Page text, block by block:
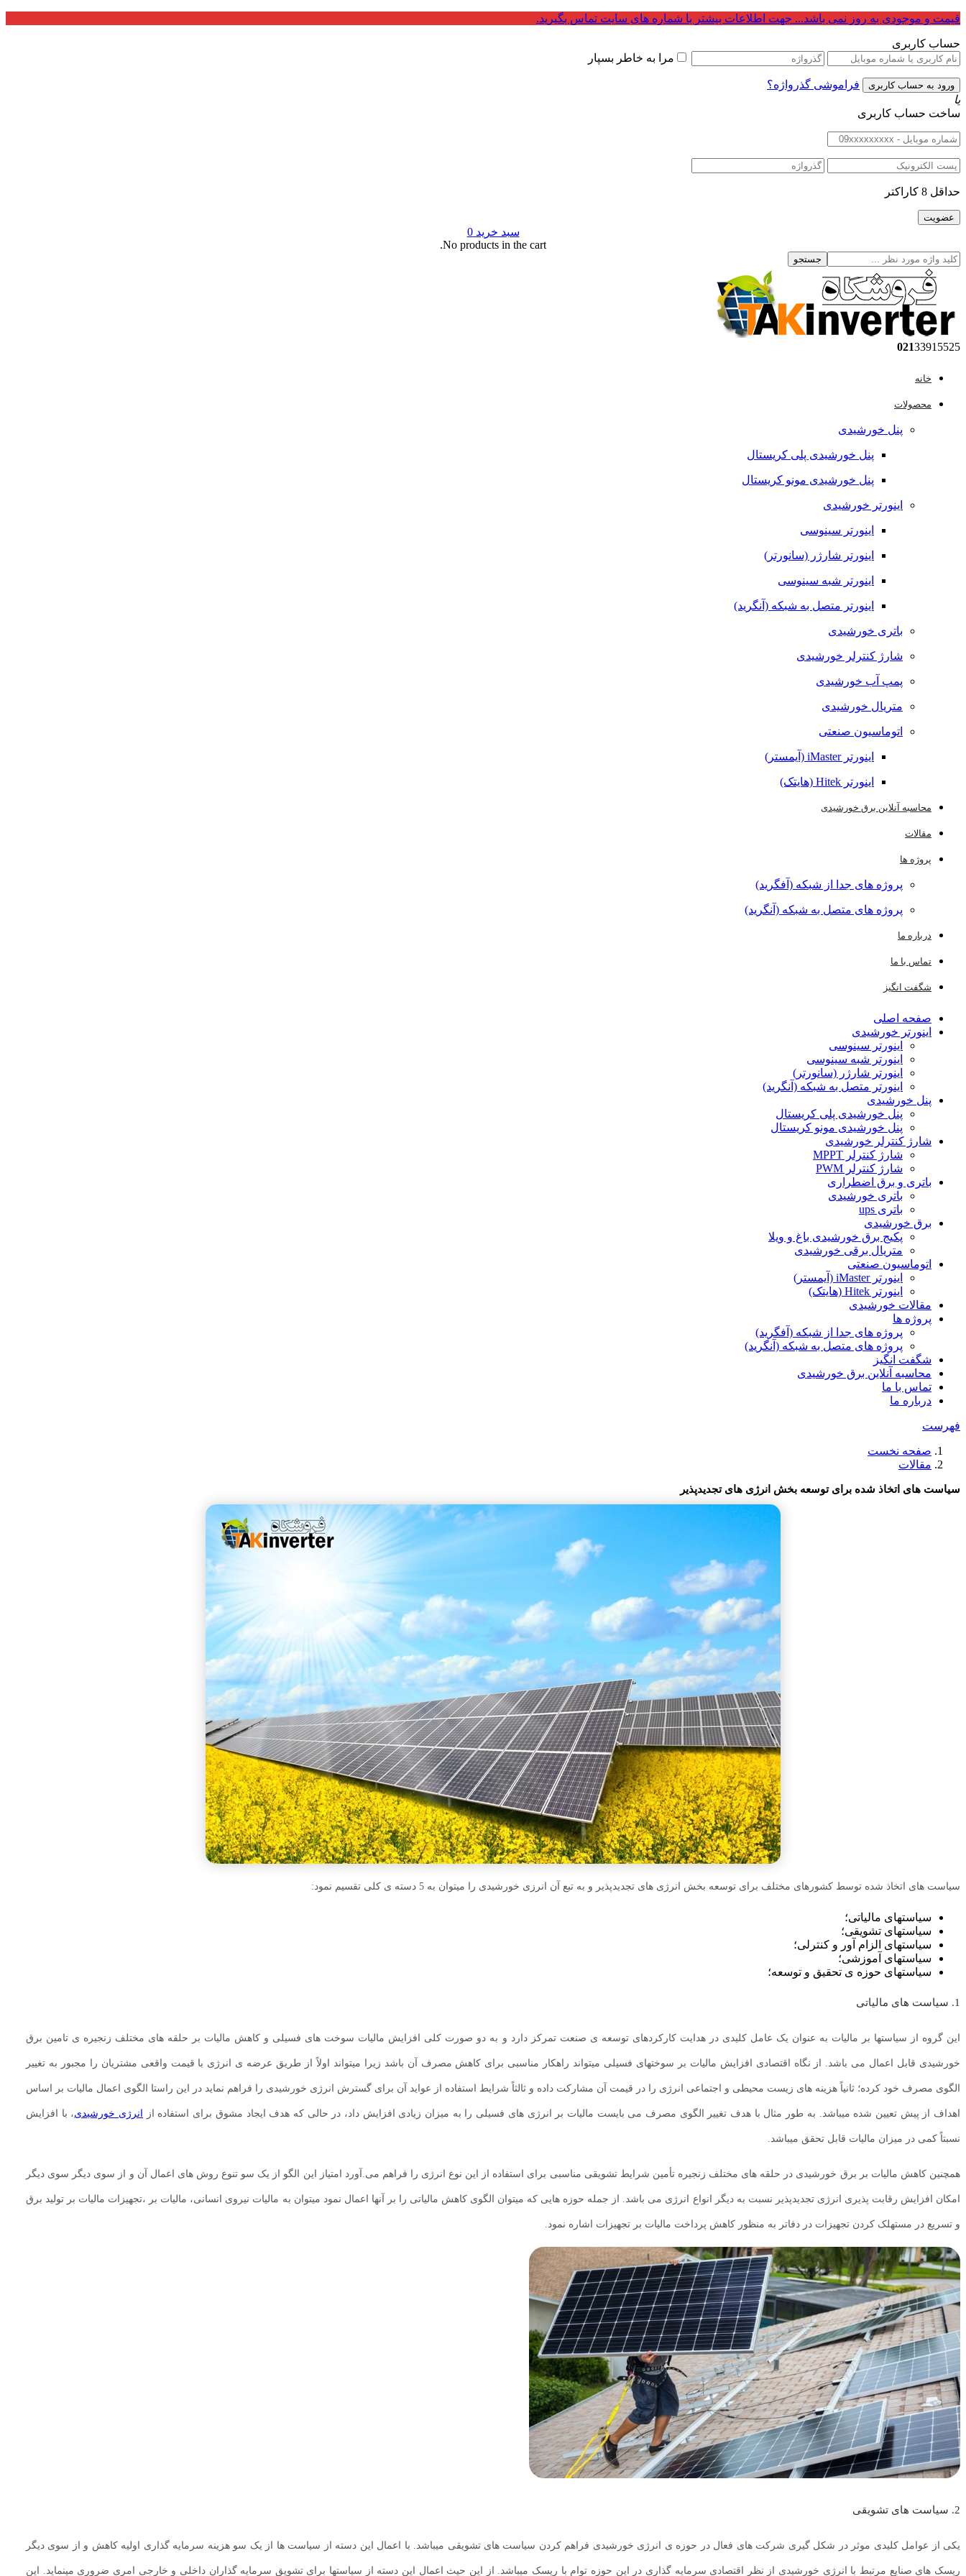
قیمت و موجودی به روز نمی باشد... جهت اطلاعات بیشتر با شماره های سایت تماس بگیرید.
حساب کاربری
مرا به خاطر بسپار
فراموشی گذرواژه؟
یا
ساخت حساب کاربری
حداقل 8 کاراکتر
سبد خرید0
No products in the cart.
جستجو
02133915525
خانه
محصولات
پنل خورشیدی
پنل خورشیدی پلی کریستال
پنل خورشیدی مونو کریستال
اینورتر خورشیدی
اینورتر سینوسی
اینورتر شارژر (سانورتر)
اینورتر شبه سینوسی
اینورتر متصل به شبکه (آنگرید)
باتری خورشیدی
شارژ کنترلر خورشیدی
پمپ آب خورشیدی
متریال خورشیدی
اتوماسیون صنعتی
اینورتر iMaster (آیمستر)
اینورتر Hitek (هایتک)
محاسبه آنلاین برق خورشیدی
مقالات
پروژه ها
پروژه های جدا از شبکه (آفگرید)
پروژه های متصل به شبکه (آنگرید)
درباره ما
تماس با ما
شگفت انگیز
صفحه اصلی
اینورتر خورشیدی
اینورتر سینوسی
اینورتر شبه سینوسی
اینورتر شارژر (سانورتر)
اینورتر متصل به شبکه (آنگرید)
پنل خورشیدی
پنل خورشیدی پلی کریستال
پنل خورشیدی مونو کریستال
شارژ کنترلر خورشیدی
شارژ کنترلر MPPT
شارژ کنترلر PWM
باتری و برق اضطراری
باتری خورشیدی
باتری ups
برق خورشیدی
پکیج برق خورشیدی باغ و ویلا
متریال برقی خورشیدی
اتوماسیون صنعتی
اینورتر iMaster (آیمستر)
اینورتر Hitek (هایتک)
مقالات خورشیدی
پروژه ها
پروژه های جدا از شبکه (آفگرید)
پروژه های متصل به شبکه (آنگرید)
شگفت انگیز
محاسبه آنلاین برق خورشیدی
تماس با ما
درباره ما
فهرست
صفحه نخست
مقالات
سیاست های اتخاذ شده برای توسعه بخش انرژی های تجدیدپذیر
سیاست های اتخاذ شده توسط کشورهای مختلف برای توسعه بخش انرژی های تجدیدپذیر و به تبع آن انرزی خورشیدی را میتوان به 5 دسته ی کلی تقسیم نمود:
سیاستهای مالیاتی؛
سیاستهای تشویقی؛
سیاستهای الزام آور و کنترلی؛
سیاستهای آموزشی؛
سیاستهای حوزه ی تحقیق و توسعه؛
1. سیاست های مالیاتی
این گروه از سیاستها بر مالیات به عنوان یک عامل کلیدی در هدایت کارکردهای توسعه ی صنعت تمرکز دارد و به دو صورت کلی افزایش مالیات سوخت های فسیلی و کاهش مالیات بر حلقه های مختلف زنجیره ی تامین برق
خورشیدی قابل اعمال می باشد. از نگاه اقتصادی افزایش مالیات بر سوختهای فسیلی میتواند راهکار مناسبی برای کاهش مصرف آن باشد زیرا میتواند اولاً از طریق عرضه ی انرژی با قیمت واقعی مشتریان را مجبور به تغییر
الگوی مصرف خود کرده؛ ثانیاً هزینه های زیست محیطی و اجتماعی انرژی را در قیمت آن مشارکت داده و ثالثاً شرايط استفاده از عواید آن برای گسترش انرژی خورشیدی را فراهم نماید در این راستا الگوی اعمال مالیات بر اساس
اهداف از پیش تعیین شده میباشد. به طور مثال با هدف تغییر الگوی مصرف می بایست مالیات بر انرژی های فسیلی را به میزان زیادی افزایش داد، در حالی که هدف ایجاد مشوق برای استفاده از انرژی خورشیدی، با افزایش
نسبتاً کمی در میزان مالیات قابل تحقق میباشد.
همچنین کاهش مالیات بر برق خورشیدی در حلقه های مختلف زنجیره تأمین شرایط تشویقی مناسبی برای استفاده از این نوع انرژی را فراهم می.آورد امتیاز این الگو از یک سو تنوع روش های اعمال آن و از سوی دیگر سوی دیگر
امکان افزایش رقابت پذیری انرژی تجدیدپذیر نسبت به دیگر انواع انرژی می باشد. از جمله حوزه هایی که میتوان الگوی کاهش مالیاتی را بر آنها اعمال نمود میتوان به مالیات نیروی انسانی، مالیات بر ،تجهیزات مالیات بر تولید برق
و تسریع در مستهلک کردن تجهیزات در دفاتر به منظور کاهش پرداخت مالیات بر تجهیزات اشاره نمود.
2. سیاست های تشویقی
یکی از عوامل کلیدی موثر در شکل گیری شرکت های فعال در حوزه ی انرژی خورشیدی فراهم کردن سیاست های تشویقی میباشد. با اعمال این دسته از سیاست ها از یک سو هزینه سرمایه گذاری اولیه کاهش و از سوی دیگر
ریسک های صنایع مرتبط با انرژی خورشیدی از نظر اقتصادی سرمایه گذاری در این حوزه توام با ریسک میباشد. از این حیث اعمال این دسته از سیاستها برای تشویق سرمایه گذاران داخلی و خارجی امری ضروری مینماید. این